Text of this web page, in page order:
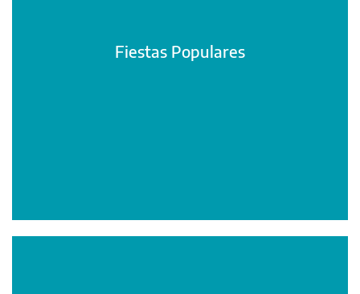
Fiestas Populares